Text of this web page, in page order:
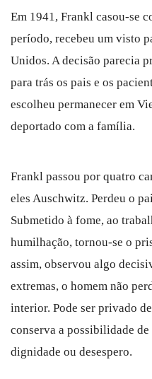
Em 1941, Frankl casou-se
período, recebeu um visto
Unidos. A decisão parecia
para trás os pais e os
escolheu permanecer em
deportado com a família.
Frankl passou por quatro
eles Auschwitz. Perdeu o
Submetido à fome, ao
humilhação, tornou-se o
assim, observou algo
extremas, o homem não
interior. Pode ser privado
conserva a possibilidade
dignidade ou desespero.